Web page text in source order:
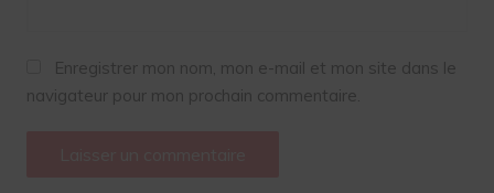
Enregistrer mon nom, mon e-mail et mon site dans le
navigateur pour mon prochain commentaire.